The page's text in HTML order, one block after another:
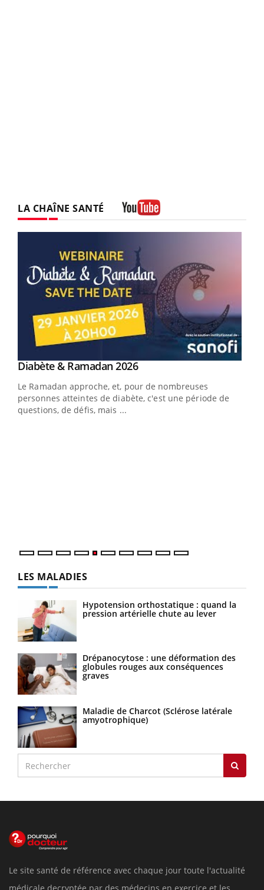
LA CHAÎNE SANTÉ
Youtube
Diabète & Ramadan 2026Youtube
Le Ramadan approche, et, pour de nombreuses
personnes atteintes de diabète, c'est une période de
questions, de défis, mais ...
LES MALADIES
Hypotension orthostatique : quand la
pression artérielle chute au lever
Drépanocytose : une déformation des
globules rouges aux conséquences
graves
Maladie de Charcot (Sclérose latérale
amyotrophique)
Le site santé de référence avec chaque jour toute l'actualité